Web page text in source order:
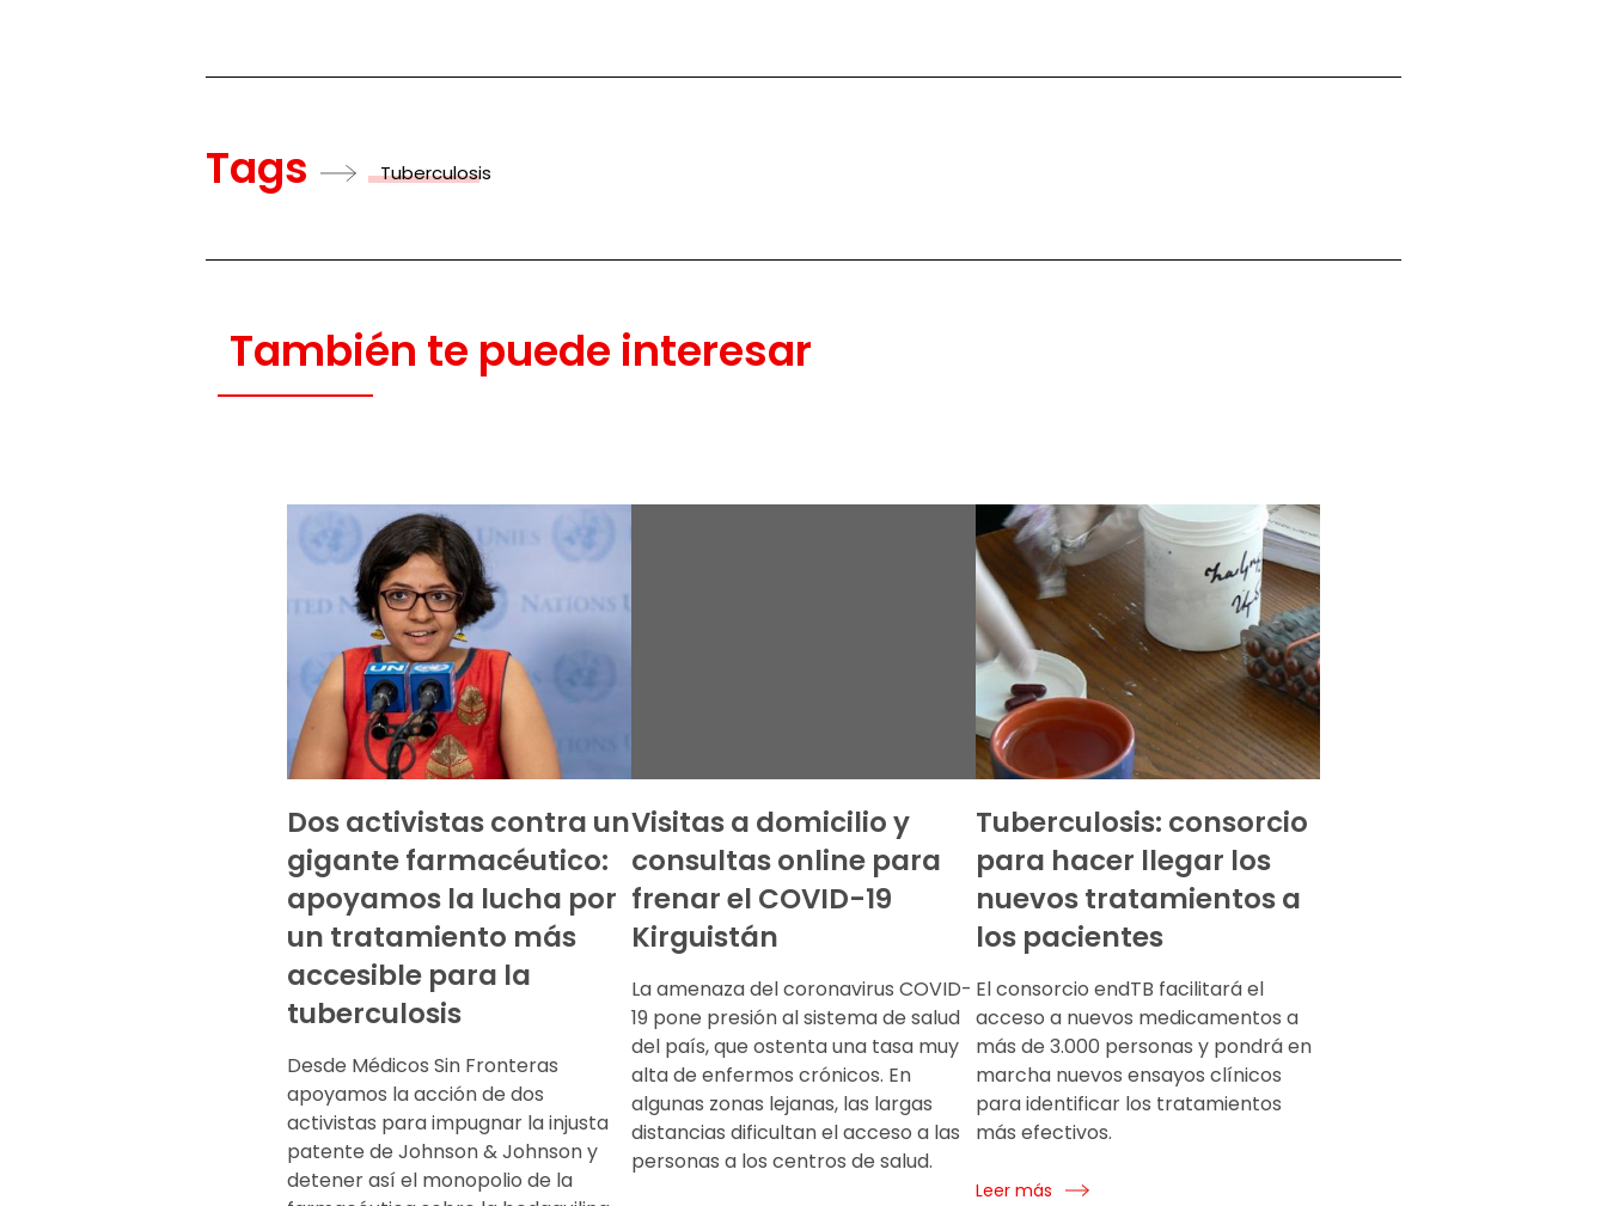
Tags Tuberculosis
También te puede interesar
Dos activistas contra un
gigante farmacéutico:
apoyamos la lucha por
un tratamiento más
accesible para la
tuberculosis
Desde Médicos Sin Fronteras
apoyamos la acción de dos
activistas para impugnar la injusta
patente de Johnson & Johnson y
detener así el monopolio de la
Visitas a domicilio y
consultas online para
frenar el COVID-19
Kirguistán
La amenaza del coronavirus COVID-
19 pone presión al sistema de salud
del país, que ostenta una tasa muy
alta de enfermos crónicos. En
algunas zonas lejanas, las largas
distancias dificultan el acceso a las
personas a los centros de salud.
Tuberculosis: consorcio
para hacer llegar los
nuevos tratamientos a
los pacientes
El consorcio endTB facilitará el
acceso a nuevos medicamentos a
más de 3.000 personas y pondrá en
marcha nuevos ensayos clínicos
para identificar los tratamientos
más efectivos.
Leer más